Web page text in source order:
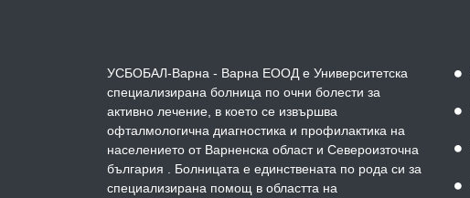
УСБОБАЛ-Варна - Варна ЕООД е Университетска
специализирана болница по очни болести за
активно лечение, в което се извършва
офталмологична диагностика и профилактика на
населението от Варненска област и Североизточна
българия . Болницата е единствената по рода си за
специализирана помощ в областта на